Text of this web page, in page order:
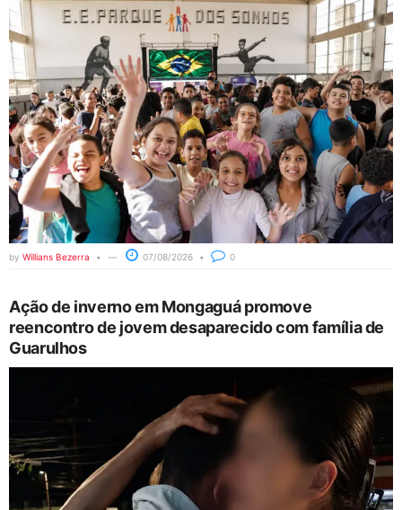
by Willians Bezerra 07/08/2026 0
Ação de inverno em Mongaguá promove
reencontro de jovem desaparecido com família de
Guarulhos